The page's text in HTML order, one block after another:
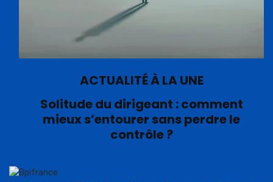
ACTUALITÉ À LA UNE
Solitude du dirigeant : comment
mieux s’entourer sans perdre le
contrôle ?